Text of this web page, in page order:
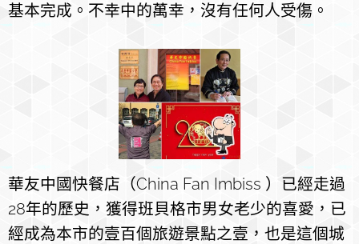
基本完成。不幸中的萬幸，沒有任何人受傷。
華友中國快餐店（China Fan Imbiss ）已經走過
28年的歷史，獲得班貝格市男女老少的喜愛，已
經成為本市的壹百個旅遊景點之壹，也是這個城